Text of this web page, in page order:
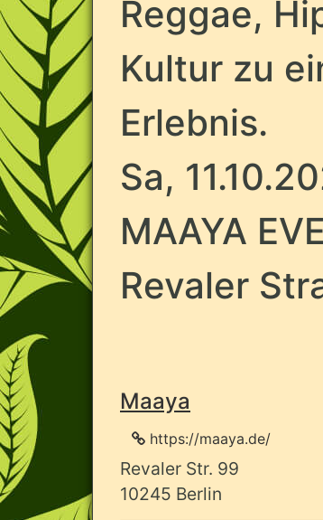
Reggae,
Kultur zu
Erlebnis.
Sa,
MAAYA
Revaler
Maaya
https://maaya.de/
Revaler Str. 99
10245 Berlin